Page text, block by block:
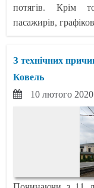
потягів. Крім
пасажирів,
З технічних
Ковель
10 лютого